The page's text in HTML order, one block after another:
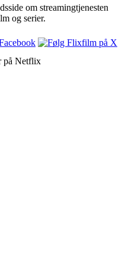
om streamingtjenesten
og serier.
på Netflix